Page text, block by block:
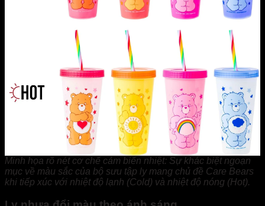
Minh họa rõ nét cơ chế cảm biến nhiệt: Sự khác biệt ngoạn
mục về màu sắc của bộ sưu tập ly mang chủ đề Care Bears
khi tiếp xúc với nhiệt độ lạnh (Cold) và nhiệt độ nóng (Hot).